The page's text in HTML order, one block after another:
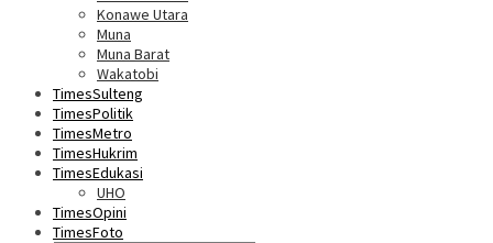
Konawe Utara
Muna
Muna Barat
Wakatobi
TimesSulteng
TimesPolitik
TimesMetro
TimesHukrim
TimesEdukasi
UHO
TimesOpini
TimesFoto